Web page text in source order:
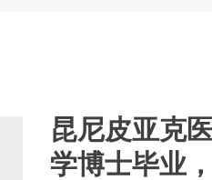
昆尼皮亚克
学博士毕业